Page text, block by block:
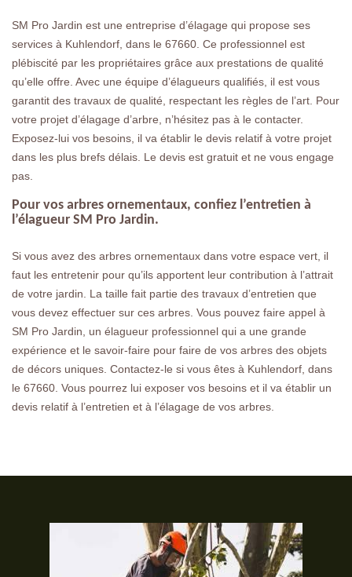
SM Pro Jardin est une entreprise d’élagage qui propose ses
services à Kuhlendorf, dans le 67660. Ce professionnel est
plébiscité par les propriétaires grâce aux prestations de qualité
qu’elle offre. Avec une équipe d’élagueurs qualifiés, il est vous
garantit des travaux de qualité, respectant les règles de l’art. Pour
votre projet d’élagage d’arbre, n’hésitez pas à le contacter.
Exposez-lui vos besoins, il va établir le devis relatif à votre projet
dans les plus brefs délais. Le devis est gratuit et ne vous engage
pas.
Pour vos arbres ornementaux, confiez l’entretien à
l’élagueur SM Pro Jardin.
Si vous avez des arbres ornementaux dans votre espace vert, il
faut les entretenir pour qu’ils apportent leur contribution à l’attrait
de votre jardin. La taille fait partie des travaux d’entretien que
vous devez effectuer sur ces arbres. Vous pouvez faire appel à
SM Pro Jardin, un élagueur professionnel qui a une grande
expérience et le savoir-faire pour faire de vos arbres des objets
de décors uniques. Contactez-le si vous êtes à Kuhlendorf, dans
le 67660. Vous pourrez lui exposer vos besoins et il va établir un
devis relatif à l’entretien et à l’élagage de vos arbres.